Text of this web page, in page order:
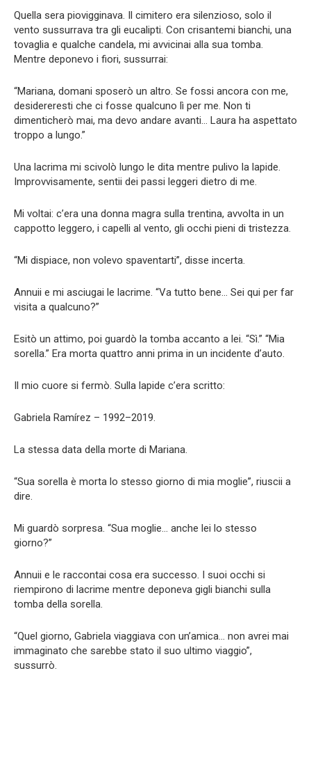
Quella sera piovigginava. Il cimitero era silenzioso, solo il
vento sussurrava tra gli eucalipti. Con crisantemi bianchi, una
tovaglia e qualche candela, mi avvicinai alla sua tomba.
Mentre deponevo i fiori, sussurrai:
“Mariana, domani sposerò un altro. Se fossi ancora con me,
desidereresti che ci fosse qualcuno lì per me. Non ti
dimenticherò mai, ma devo andare avanti… Laura ha aspettato
troppo a lungo.”
Una lacrima mi scivolò lungo le dita mentre pulivo la lapide.
Improvvisamente, sentii dei passi leggeri dietro di me.
Mi voltai: c’era una donna magra sulla trentina, avvolta in un
cappotto leggero, i capelli al vento, gli occhi pieni di tristezza.
“Mi dispiace, non volevo spaventarti”, disse incerta.
Annuii e mi asciugai le lacrime. “Va tutto bene… Sei qui per far
visita a qualcuno?”
Esitò un attimo, poi guardò la tomba accanto a lei. “Sì.” “Mia
sorella.” Era morta quattro anni prima in un incidente d’auto.
Il mio cuore si fermò. Sulla lapide c’era scritto:
Gabriela Ramírez – 1992–2019.
La stessa data della morte di Mariana.
“Sua sorella è morta lo stesso giorno di mia moglie”, riuscii a
dire.
Mi guardò sorpresa. “Sua moglie… anche lei lo stesso
giorno?”
Annuii e le raccontai cosa era successo. I suoi occhi si
riempirono di lacrime mentre deponeva gigli bianchi sulla
tomba della sorella.
“Quel giorno, Gabriela viaggiava con un’amica… non avrei mai
immaginato che sarebbe stato il suo ultimo viaggio”,
sussurrò.